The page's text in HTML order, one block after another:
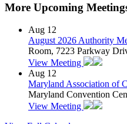
More Upcoming
Aug 12
August 2026 Authority
Room, 7223 Parkway
View Meeting
Aug 12
Maryland Association of
Maryland Convention
View Meeting